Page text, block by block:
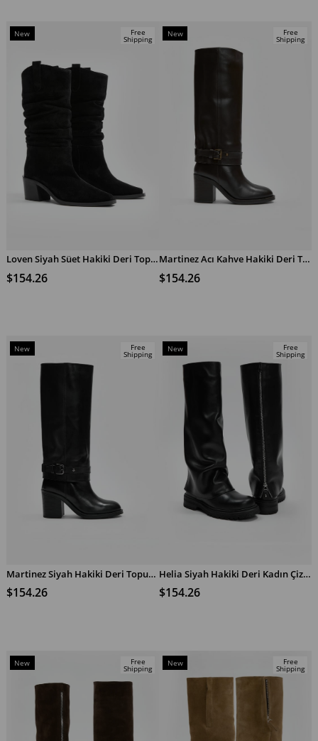
ADD TO CART
New
Free
Shipping
Loven Siyah Süet Hakiki Deri Topuklu Çizme
$154.26
ADD TO CART
New
Free
Shipping
Martinez Acı Kahve Hakiki Deri Topuklu Çizme
$154.26
ADD TO CART
New
Free
Shipping
Martinez Siyah Hakiki Deri Topuklu Çizme
$154.26
ADD TO CART
New
Free
Shipping
Helia Siyah Hakiki Deri Kadın Çizme
$154.26
New
Free
Shipping
New
Free
Shipping